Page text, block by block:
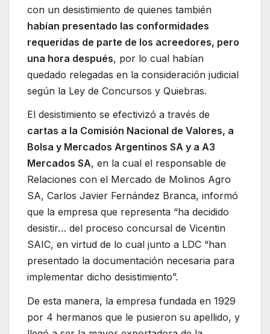
con un desistimiento de quienes también
habían presentado las conformidades
requeridas de parte de los acreedores, pero
una hora después, por lo cual habían
quedado relegadas en la consideración judicial
según la Ley de Concursos y Quiebras.
El desistimiento se efectivizó a través de
cartas a la Comisión Nacional de Valores, a
Bolsa y Mercados Argentinos SA y a A3
Mercados SA, en la cual el responsable de
Relaciones con el Mercado de Molinos Agro
SA, Carlos Javier Fernández Branca, informó
que la empresa que representa “ha decidido
desistir… del proceso concursal de Vicentin
SAIC, en virtud de lo cual junto a LDC “han
presentado la documentación necesaria para
implementar dicho desistimiento”.
De esta manera, la empresa fundada en 1929
por 4 hermanos que le pusieron su apellido, y